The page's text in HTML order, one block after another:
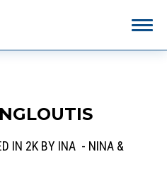
IN 2K BY INA - NINA &